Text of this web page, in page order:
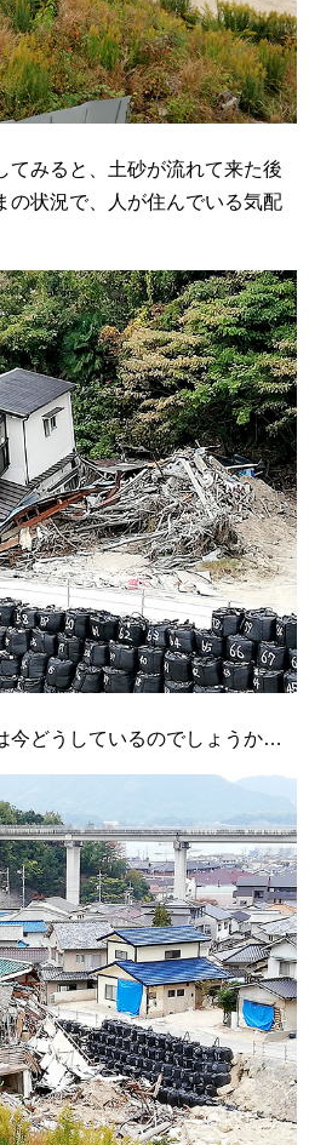
てみると、土砂が流れて来た後
の状況で、人が住んでいる気配
今どうしているのでしょうか…